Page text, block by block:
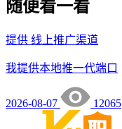
随便看一看
提供 线上推广渠道
我提供本地推一代端口
2026-08-07 12065